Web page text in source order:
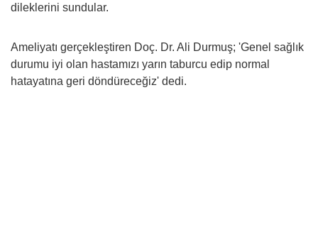
dileklerini sundular.
Ameliyatı gerçekleştiren Doç. Dr. Ali Durmuş; 'Genel sağlık
durumu iyi olan hastamızı yarın taburcu edip normal
hatayatına geri döndüreceğiz' dedi.